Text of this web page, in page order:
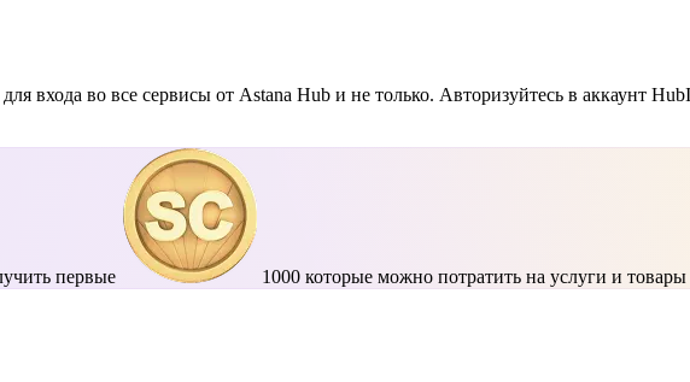
входа во все сервисы от Astana Hub и не только. Авторизуйтесь в аккаунт
первые 1000 которые можно потратить на услуги и